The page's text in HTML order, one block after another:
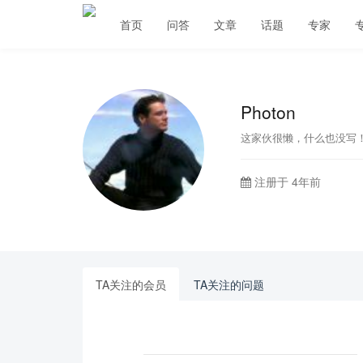
首页 问答 文章 话题 专家
Photon
这家伙很懒，什么也没写！
注册于 4年前
TA关注的会员 TA关注的问题